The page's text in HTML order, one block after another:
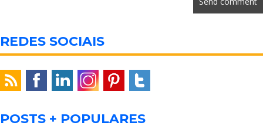
REDES SOCIAIS
POSTS + POPULARES